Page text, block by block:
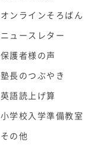
オンラインそろばん
ニュースレター
保護者様の声
塾長のつぶやき
英語読上げ算
小学校入学準備教室
その他